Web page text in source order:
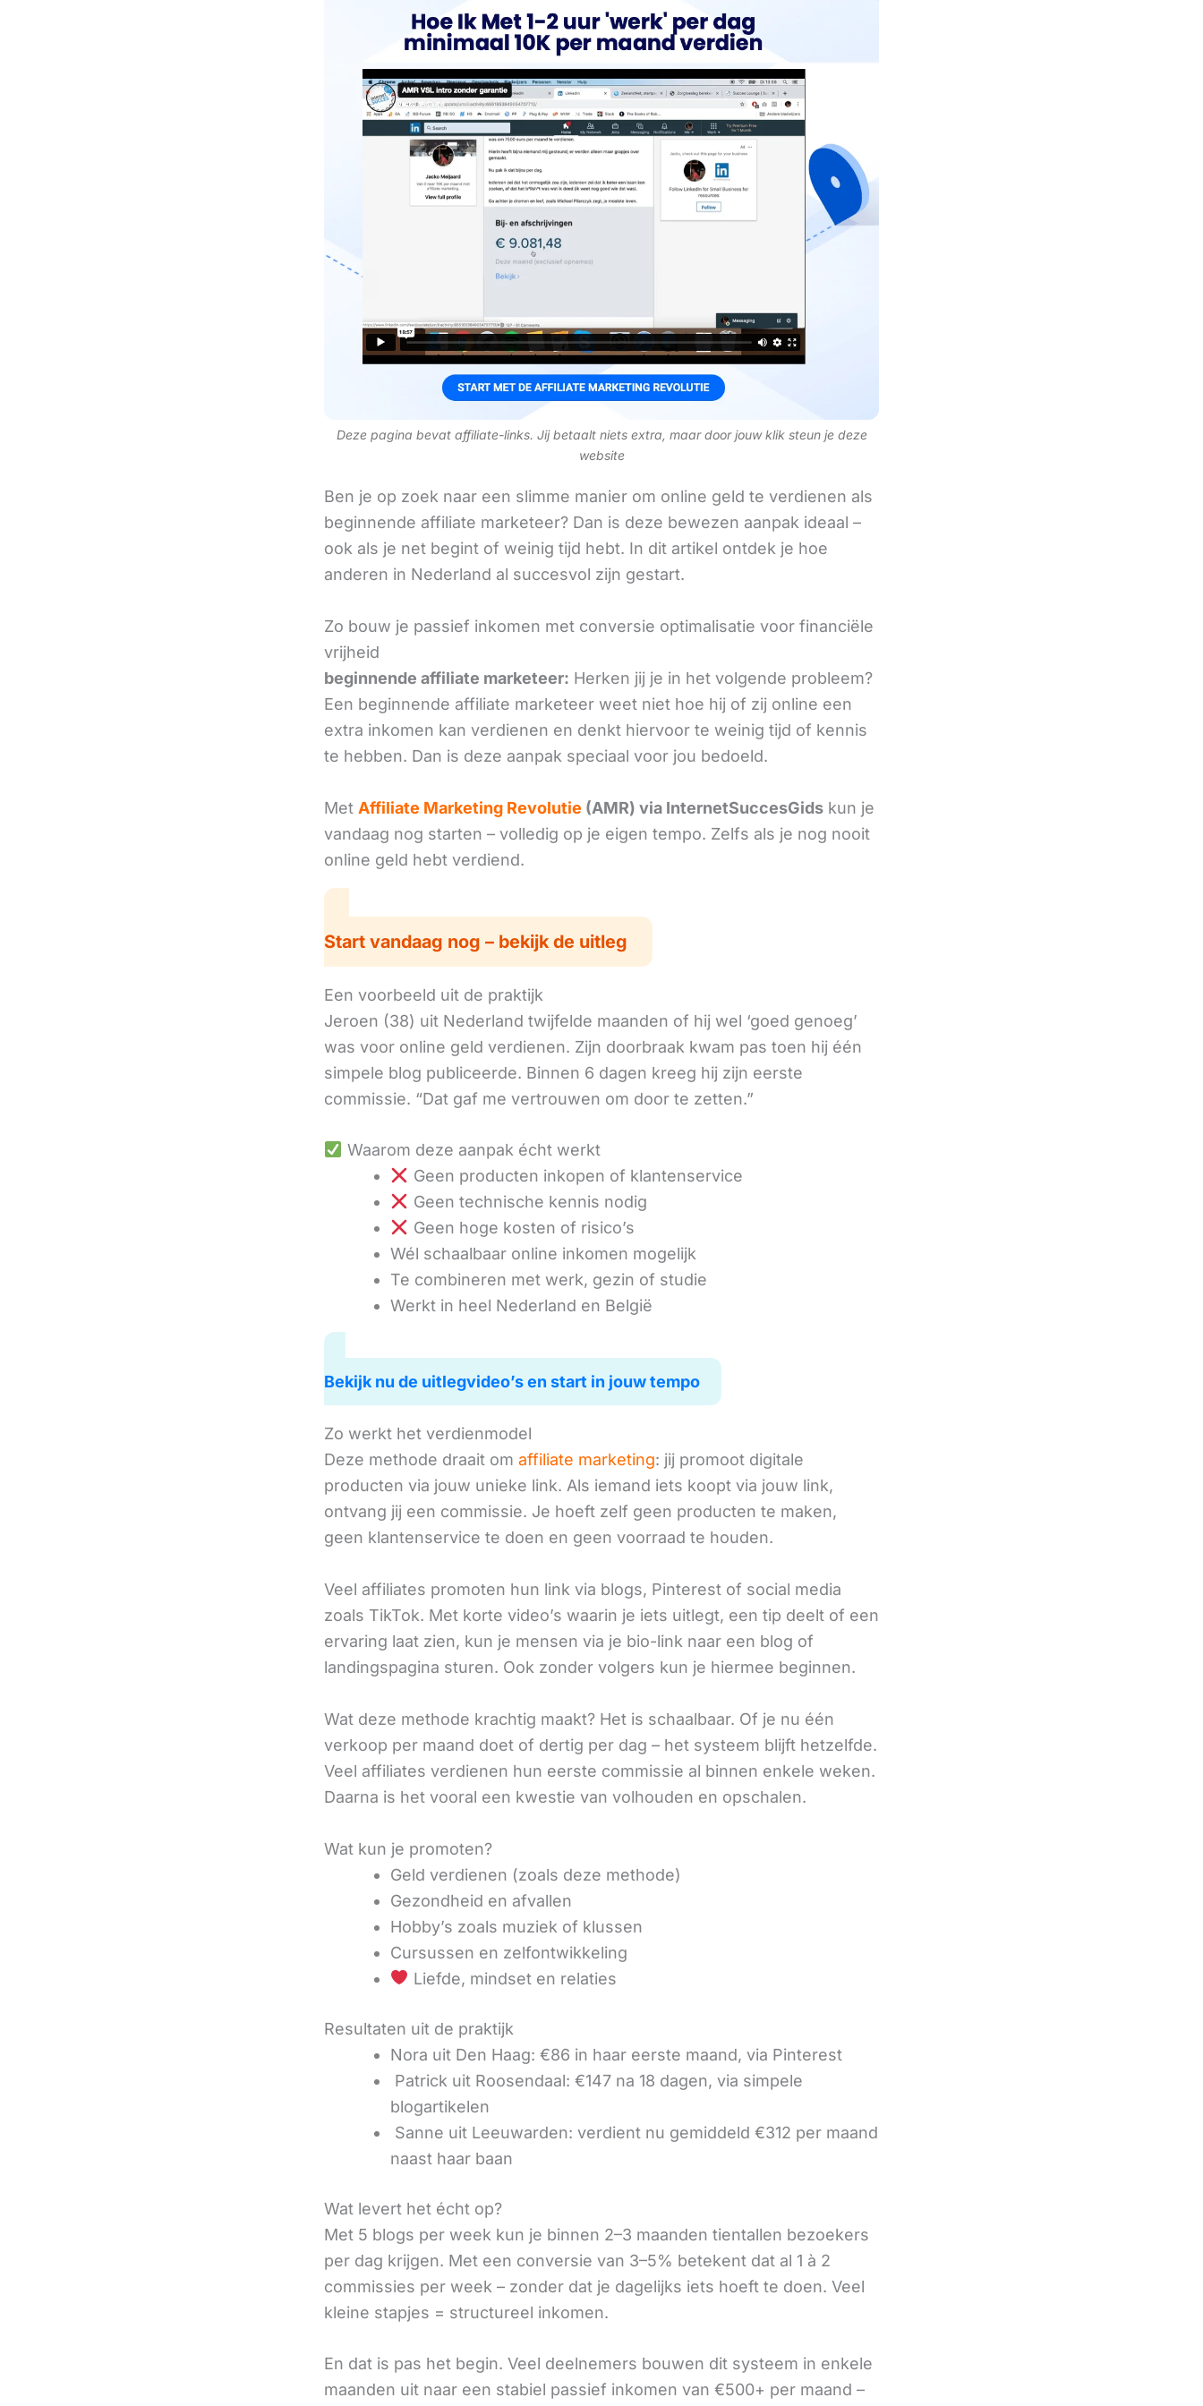
Deze pagina bevat affiliate-links. Jij betaalt niets extra, maar door jouw klik steun je deze
website
Ben je op zoek naar een slimme manier om online geld te verdienen als
beginnende affiliate marketeer? Dan is deze bewezen aanpak ideaal –
ook als je net begint of weinig tijd hebt. In dit artikel ontdek je hoe
anderen in Nederland al succesvol zijn gestart.
Zo bouw je passief inkomen met conversie optimalisatie voor financiële
vrijheid
beginnende affiliate marketeer: Herken jij je in het volgende probleem?
Een beginnende affiliate marketeer weet niet hoe hij of zij online een
extra inkomen kan verdienen en denkt hiervoor te weinig tijd of kennis
te hebben. Dan is deze aanpak speciaal voor jou bedoeld.
Met Affiliate Marketing Revolutie (AMR) via InternetSuccesGids kun je
vandaag nog starten – volledig op je eigen tempo. Zelfs als je nog nooit
online geld hebt verdiend.
Start vandaag nog – bekijk de uitleg
Een voorbeeld uit de praktijk
Jeroen (38) uit Nederland twijfelde maanden of hij wel ‘goed genoeg’
was voor online geld verdienen. Zijn doorbraak kwam pas toen hij één
simpele blog publiceerde. Binnen 6 dagen kreeg hij zijn eerste
commissie. “Dat gaf me vertrouwen om door te zetten.”
Waarom deze aanpak écht werkt
Geen producten inkopen of klantenservice
Geen technische kennis nodig
Geen hoge kosten of risico’s
Wél schaalbaar online inkomen mogelijk
Te combineren met werk, gezin of studie
Werkt in heel Nederland en België
Bekijk nu de uitlegvideo’s en start in jouw tempo
Zo werkt het verdienmodel
Deze methode draait om affiliate marketing: jij promoot digitale
producten via jouw unieke link. Als iemand iets koopt via jouw link,
ontvang jij een commissie. Je hoeft zelf geen producten te maken,
geen klantenservice te doen en geen voorraad te houden.
Veel affiliates promoten hun link via blogs, Pinterest of social media
zoals TikTok. Met korte video’s waarin je iets uitlegt, een tip deelt of een
ervaring laat zien, kun je mensen via je bio-link naar een blog of
landingspagina sturen. Ook zonder volgers kun je hiermee beginnen.
Wat deze methode krachtig maakt? Het is schaalbaar. Of je nu één
verkoop per maand doet of dertig per dag – het systeem blijft hetzelfde.
Veel affiliates verdienen hun eerste commissie al binnen enkele weken.
Daarna is het vooral een kwestie van volhouden en opschalen.
Wat kun je promoten?
Geld verdienen (zoals deze methode)
Gezondheid en afvallen
Hobby’s zoals muziek of klussen
Cursussen en zelfontwikkeling
Liefde, mindset en relaties
Resultaten uit de praktijk
Nora uit Den Haag: €86 in haar eerste maand, via Pinterest
‍ Patrick uit Roosendaal: €147 na 18 dagen, via simpele
blogartikelen
‍ Sanne uit Leeuwarden: verdient nu gemiddeld €312 per maand
naast haar baan
Wat levert het écht op?
Met 5 blogs per week kun je binnen 2–3 maanden tientallen bezoekers
per dag krijgen. Met een conversie van 3–5% betekent dat al 1 à 2
commissies per week – zonder dat je dagelijks iets hoeft te doen. Veel
kleine stapjes = structureel inkomen.
En dat is pas het begin. Veel deelnemers bouwen dit systeem in enkele
maanden uit naar een stabiel passief inkomen van €500+ per maand –